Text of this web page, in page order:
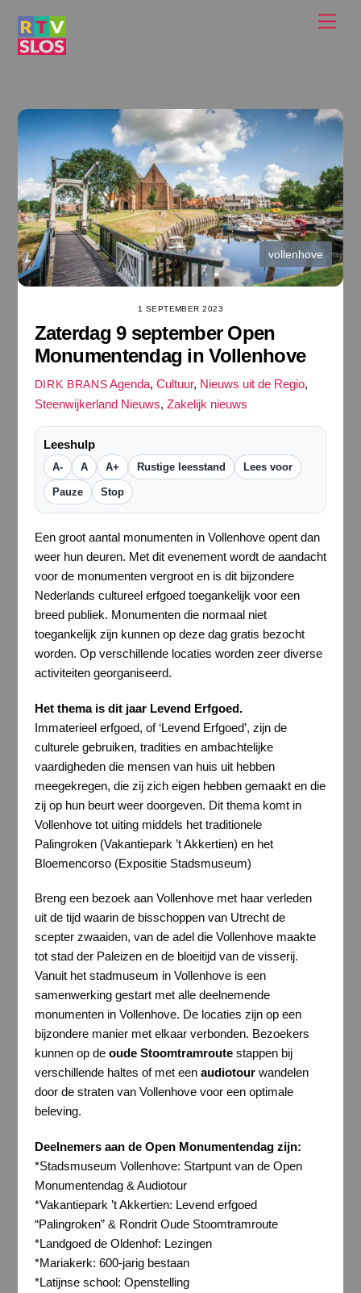
vollenhove
1 SEPTEMBER 2023
Zaterdag 9 september Open
Monumentendag in Vollenhove
DIRK BRANS Agenda,Cultuur, Nieuws uit de Regio,
Steenwijkerland Nieuws, Zakelijk nieuws
Leeshulp
A- A A+ Rustige leesstand Lees voor
Pauze Stop
Een groot aantal monumenten in Vollenhove opent dan
weer hun deuren. Met dit evenement wordt de aandacht
voor de monumenten vergroot en is dit bijzondere
Nederlands cultureel erfgoed toegankelijk voor een
breed publiek. Monumenten die normaal niet
toegankelijk zijn kunnen op deze dag gratis bezocht
worden. Op verschillende locaties worden zeer diverse
activiteiten georganiseerd.
Het thema is dit jaar Levend Erfgoed.
Immaterieel erfgoed, of ‘Levend Erfgoed’, zijn de
culturele gebruiken, tradities en ambachtelijke
vaardigheden die mensen van huis uit hebben
meegekregen, die zij zich eigen hebben gemaakt en die
zij op hun beurt weer doorgeven. Dit thema komt in
Vollenhove tot uiting middels het traditionele
Palingroken (Vakantiepark ’t Akkertien) en het
Bloemencorso (Expositie Stadsmuseum)
Breng een bezoek aan Vollenhove met haar verleden
uit de tijd waarin de bisschoppen van Utrecht de
scepter zwaaiden, van de adel die Vollenhove maakte
tot stad der Paleizen en de bloeitijd van de visserij.
Vanuit het stadmuseum in Vollenhove is een
samenwerking gestart met alle deelnemende
monumenten in Vollenhove. De locaties zijn op een
bijzondere manier met elkaar verbonden. Bezoekers
kunnen op de oude Stoomtramroutestappen bij
verschillende haltes of met een audiotour wandelen
door de straten van Vollenhove voor een optimale
beleving.
Deelnemers aan de Open Monumentendag zijn:
*Stadsmuseum Vollenhove: Startpunt van de Open
Monumentendag & Audiotour
*Vakantiepark ’t Akkertien: Levend erfgoed
“Palingroken” & Rondrit Oude Stoomtramroute
*Landgoed de Oldenhof: Lezingen
*Mariakerk: 600-jarig bestaan
*Latijnse school: Openstelling